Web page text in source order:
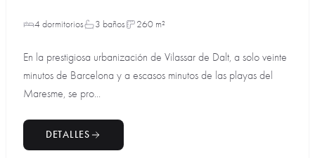
4 dormitorios 3 baños 260 m²
En la prestigiosa urbanización de Vilassar de Dalt, a solo veinte
minutos de Barcelona y a escasos minutos de las playas del
Maresme, se pro...
DETALLES